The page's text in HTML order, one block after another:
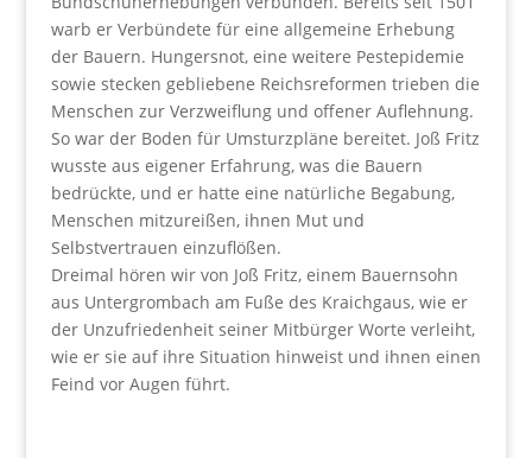
warb er Verbündete für eine allgemeine Erhebung
der Bauern. Hungersnot, eine weitere Pestepidemie
sowie stecken gebliebene Reichsreformen trieben die
Menschen zur Verzweiflung und offener Auflehnung.
So war der Boden für Umsturzpläne bereitet. Joß Fritz
wusste aus eigener Erfahrung, was die Bauern
bedrückte, und er hatte eine natürliche Begabung,
Menschen mitzureißen, ihnen Mut und
Selbstvertrauen einzuflößen.
Dreimal hören wir von Joß Fritz, einem Bauernsohn
aus Untergrombach am Fuße des Kraichgaus, wie er
der Unzufriedenheit seiner Mitbürger Worte verleiht,
wie er sie auf ihre Situation hinweist und ihnen einen
Feind vor Augen führt.